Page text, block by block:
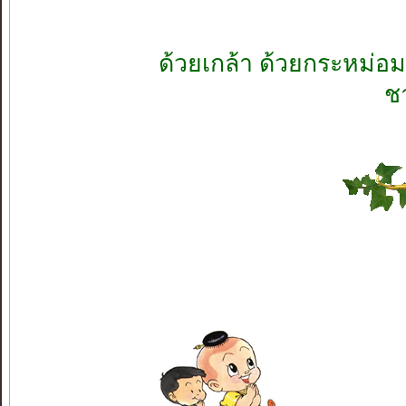
ด้วยเกล้า ด้วยกระหม่
ช